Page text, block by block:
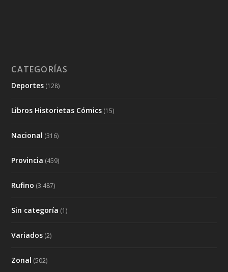
CATEGORÍAS
Deportes (128)
Libros Historietas Cómics (15)
Nacional (316)
Provincia (459)
Rufino (3.487)
Sin categoría (1)
Variados (2)
Zonal (502)